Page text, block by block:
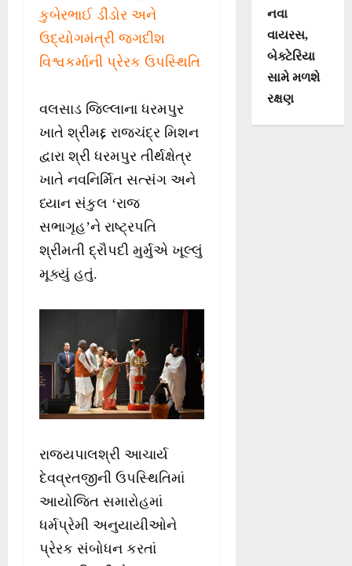
કુબેરભાઈ ડીંડોર અને
ઉદ્યોગમંત્રી જગદીશ
વિશ્વકર્માની પ્રેરક ઉપસ્થિતિ
વલસાડ જિલ્લાના ધરમપુર
ખાતે શ્રીમદ્દ રાજચંદ્ર મિશન
દ્વારા શ્રી ધરમપુર તીર્થક્ષેત્ર
ખાતે નવનિર્મિત સત્સંગ અને
ધ્યાન સંકુલ ‘રાજ
સભાગૃહ’ને રાષ્ટ્રપતિ
શ્રીમતી દ્રૌપદી મુર્મુએ ખૂલ્લું
મૂક્યું હતું.
રાજ્યપાલશ્રી આચાર્ય
દેવવ્રતજીની ઉપસ્થિતિમાં
આયોજિત સમારોહમાં
ધર્મપ્રેમી અનુયાયીઓને
પ્રેરક સંબોધન કરતાં
નવા
વાયરસ,
બેક્ટેરિયા
સામે મળશે
રક્ષણ